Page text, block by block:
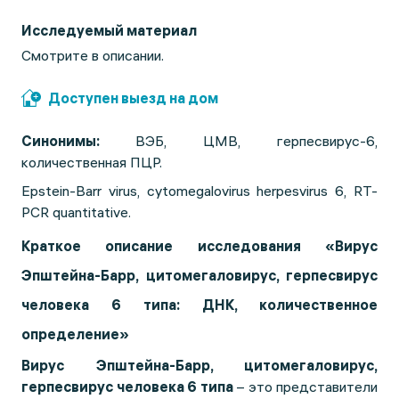
Исследуемый материал
Смотрите в описании.
Доступен выезд на дом
Синонимы: ВЭБ, ЦМВ, герпесвирус-6,
количественная ПЦР.
Epstein-Barr virus, cytomegalovirus herpesvirus 6, RT-
PCR quantitative.
Краткое описание исследования «Вирус
Эпштейна-Барр, цитомегаловирус, герпесвирус
человека 6 типа: ДНК, количественное
определение»
Вирус Эпштейна-Барр, цитомегаловирус,
герпесвирус человека 6 типа– это представители